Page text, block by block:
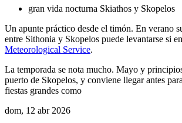
gran vida nocturna Skiathos y Skopelos
Un apunte práctico desde el timón. En verano
entre Sithonia y Skopelos puede levantarse si
Meteorological Service.
La temporada se nota mucho. Mayo y
puerto de Skopelos, y conviene llegar antes
fiestas grandes como
dom, 12 abr 2026